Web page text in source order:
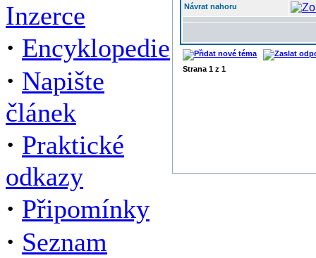
Inzerce
· Encyklopedie
· Napište
článek
· Praktické
odkazy
· Připomínky
· Seznam
Návrat nahoru
Strana 1 z 1